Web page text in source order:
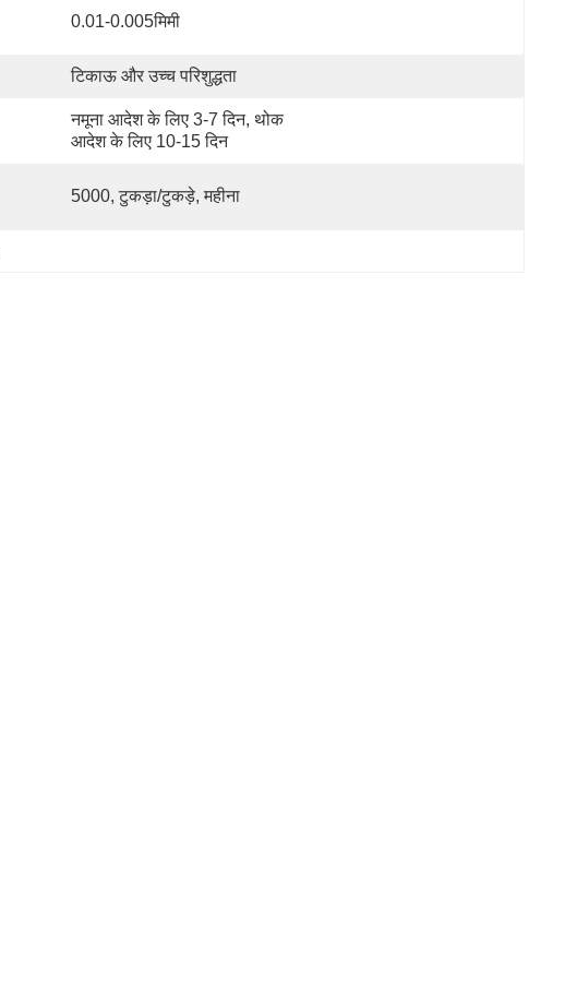
0.01-0.005मिमी
टिकाऊ और उच्च परिशुद्धता
नमूना आदेश के लिए 3-7 दिन, थोक
आदेश के लिए 10-15 दिन
5000, टुकड़ा/टुकड़े, महीना